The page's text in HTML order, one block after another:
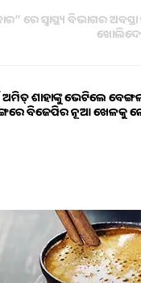
ରେ ସ୍ଵାସ୍ଥ୍ୟ ବିଭାଗର ଅବସ୍ଥା
ଶାହାଙ୍କୁ ଭେଟିଲେ
ବିଜେପିର ନୂଆ ଖେଳକୁ